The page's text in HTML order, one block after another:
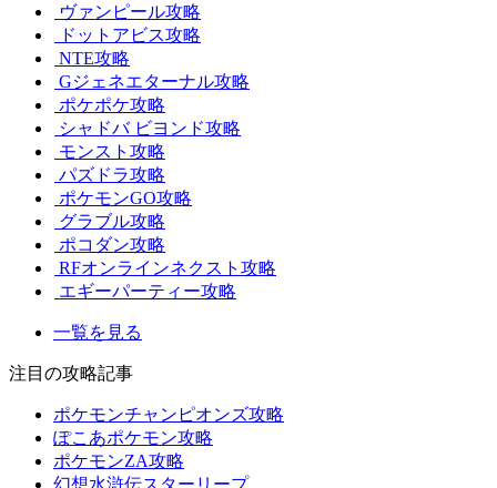
ヴァンピール攻略
ドットアビス攻略
NTE攻略
Gジェネエターナル攻略
ポケポケ攻略
シャドバ ビヨンド攻略
モンスト攻略
パズドラ攻略
ポケモンGO攻略
グラブル攻略
ポコダン攻略
RFオンラインネクスト攻略
エギーパーティー攻略
一覧を見る
注目の攻略記事
ポケモンチャンピオンズ攻略
ぽこあポケモン攻略
ポケモンZA攻略
幻想水滸伝スターリープ